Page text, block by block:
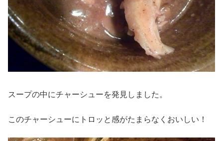
スープの中にチャーシューを発見しました。
このチャーシューにトロッと感がたまらなくおいしい！